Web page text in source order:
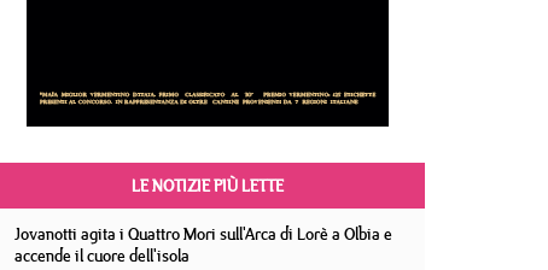
LE NOTIZIE PIÙ LETTE
Jovanotti agita i Quattro Mori sull'Arca di Lorè a Olbia e
accende il cuore dell'isola